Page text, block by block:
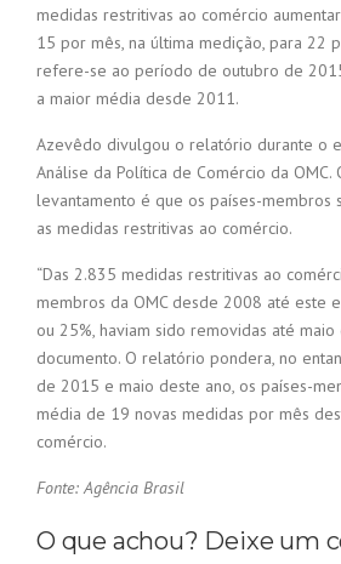
medidas restritivas ao comércio
15 por mês, na última medição, para 22
refere-se ao período de outubro de
a maior média desde 2011.
Azevêdo divulgou o relatório durante o
Análise da Política de Comércio da OMC.
levantamento é que os países-membros
as medidas restritivas ao comércio.
“Das 2.835 medidas restritivas ao
membros da OMC desde 2008 até este
ou 25%, haviam sido removidas até maio
documento. O relatório pondera, no
de 2015 e maio deste ano, os países-
média de 19 novas medidas por mês
comércio.
Fonte: Agência Brasil
O que achou? Deixe um